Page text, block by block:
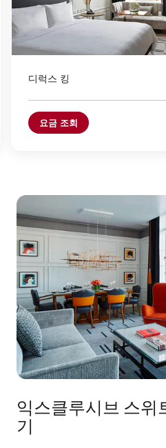
디럭스 킹
요금 조회
익스클루시브 스위
기